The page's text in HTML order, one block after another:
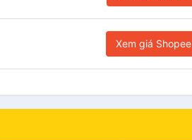
Xem giá Shopee